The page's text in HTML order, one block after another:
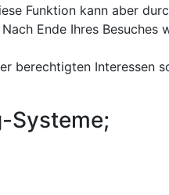
Funktion kann aber
Ende Ihres Besuches
berechtigten Interessen
Systeme;